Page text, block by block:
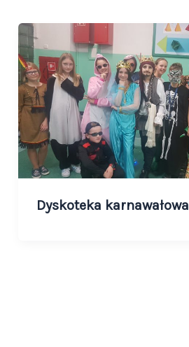
Dyskoteka karnawałowa